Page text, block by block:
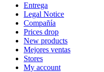
Entrega
Legal Notice
Compañía
Prices drop
New products
Mejores ventas
Stores
My account